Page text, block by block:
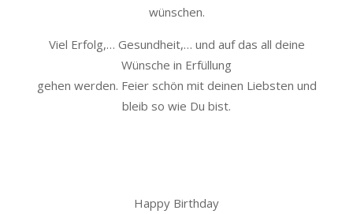
wünschen.
Viel Erfolg,… Gesundheit,… und auf das all deine
Wünsche in Erfüllung
gehen werden. Feier schön mit deinen Liebsten und
bleib so wie Du bist.
Happy Birthday